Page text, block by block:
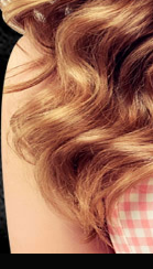
昆
明
专
业
美
发